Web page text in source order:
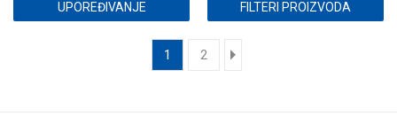
UPOREĐIVANJE FILTERI PROIZVODA
1 2